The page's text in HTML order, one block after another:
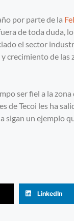
por parte de la
de toda duda,
el sector
crecimiento de las
ser fiel a la zona
de Tecoi les ha
sigan un ejemplo
LinkedIn